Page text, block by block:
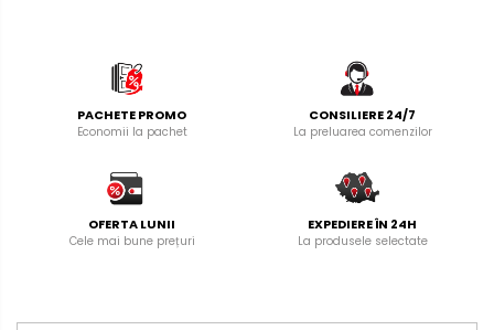
PACHETE PROMO
Economii la pachet
CONSILIERE 24/7
La preluarea comenzilor
OFERTA LUNII
Cele mai bune prețuri
EXPEDIERE ÎN 24H
La produsele selectate